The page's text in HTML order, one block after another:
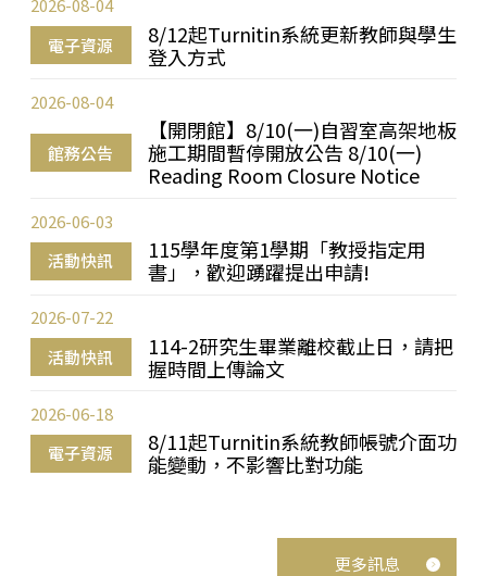
電子資源
8/12起Turnitin系統更新教師與學生
登入方式
2026-08-04
館務公告
【開閉館】8/10(一)自習室高架地板
施工期間暫停開放公告 8/10(一)
Reading Room Closure Notice
2026-08-04
活動快訊
115學年度第1學期「教授指定用
書」，歡迎踴躍提出申請!
2026-06-03
活動快訊
114-2研究生畢業離校截止日，請把
握時間上傳論文
2026-07-22
電子資源
8/11起Turnitin系統教師帳號介面功
能變動，不影響比對功能
2026-06-18
更多訊息